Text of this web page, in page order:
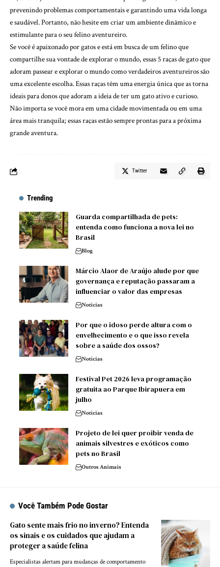
prevenindo problemas comportamentais e garantindo uma vida longa
e saudável. Portanto, não hesite em criar um ambiente dinâmico e
estimulante para o seu felino aventureiro.
Se você é apaixonado por gatos e está em busca de um felino que
compartilhe sua vontade de explorar o mundo, essas 5 raças de gato que
adoram passear e explorar o mundo como verdadeiros aventureiros são
uma excelente escolha. Essas raças têm uma energia única que as torna
ideais para donos que adoram a ideia de ter um gato ativo e curioso.
Não importa se você mora em uma cidade movimentada ou em uma
área mais tranquila; essas raças estão sempre prontas para a próxima
grande aventura.
Twitter
Trending
Guarda compartilhada de pets:
entenda como funciona a nova lei no
Brasil
Blog
Márcio Alaor de Araújo alude por que
governança e reputação passaram a
influenciar o valor das empresas
Noticias
Por que o idoso perde altura com o
envelhecimento e o que isso revela
sobre a saúde dos ossos?
Noticias
Festival Pet 2026 leva programação
gratuita ao Parque Ibirapuera em
julho
Noticias
Projeto de lei quer proibir venda de
animais silvestres e exóticos como
pets no Brasil
Outros Animais
Você Também Pode Gostar
Gato sente mais frio no inverno? Entenda
os sinais e os cuidados que ajudam a
proteger a saúde felina
Especialistas alertam para mudanças de comportamento